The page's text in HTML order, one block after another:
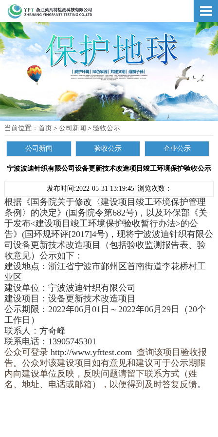
当前位置： 首页 ＞ 公司新闻 ＞ 验收公示
公司新闻 验收公示 企业公示
宁波波迪针织有限公司设备更新技术改造项目竣工环境保护验收公示
发布时间:2022-05-31 13:19:45| 浏览次数：
根据《国务院关于修改〈建设项目竣工环境保护管理
条例〉的决定》(国务院令第682号)，以及环保部《关
于发布<建设项目竣工环境保护验收暂行办法>的公
告》(国环规环评[2017]4号)，现将宁波波迪针织有限公
司设备更新技术改造项目
（包括验收监测报告表、验
收意见）公示如下：
建设地点： 浙江省宁波市鄞州区首南街道李花桥村工
业区
建设单位： 宁波波迪针织有限公司
建设项目： 设备更新技术改造项目
公示期限：2022年06月 01 日～2022年06月29日（20个
工作日）
联系人：方奇峰
联系电话： 13905745301
公众可登录 http://www.yfttest.com 查询该项目验收报
告。公众对该建设项目如有意见和建议可于公示期限
内向建设单位反映，反映问题请留下联系方式（姓
名、地址、电话或邮箱），以便得到及时答复反馈。